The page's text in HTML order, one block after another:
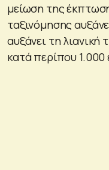
μείωση της
ταξινόμησης
αυξάνει τη
κατά περίπου 1.000